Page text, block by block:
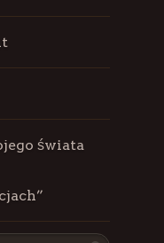
świata